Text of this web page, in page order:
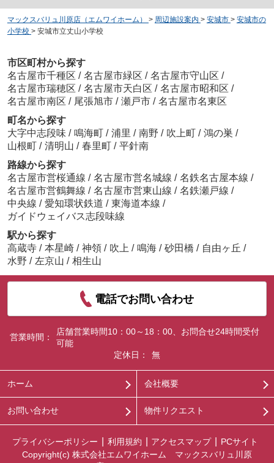
マックスバリュ川原店（エムワイホーム） > 周辺施設案内 > 安城市 > 安城市の
小学校 > 安城市立丈山小学校
市区町村から探す
名古屋市千種区 / 名古屋市緑区 / 名古屋市守山区 /
名古屋市瑞穂区 / 名古屋市天白区 / 名古屋市昭和区 /
名古屋市南区 / 尾張旭市 / 瀬戸市 / 名古屋市名東区
町名から探す
大字中志段味 / 鳴海町 / 浦里 / 南野 / 吹上町 / 鴻の巣 /
山根町 / 清明山 / 春里町 / 平針南
路線から探す
名古屋市営桜通線 / 名古屋市営名城線 / 名鉄名古屋本線 /
名古屋市営鶴舞線 / 名古屋市営東山線 / 名鉄瀬戸線 /
中央線 / 愛知環状鉄道 / 東海道本線 /
ガイドウェイバス志段味線
駅から探す
高蔵寺 / 本星崎 / 神領 / 吹上 / 鳴海 / 砂田橋 / 自由ヶ丘 /
水野 / 左京山 / 相生山
電話でお問い合わせ
営業時間：
店舗営業時間10：00～18：00、お問合せ24時間受付
可能
定休日：
無
ホーム 会社概要
お問い合わせ 物件リクエスト
プライバシーポリシー 利用規約 アクセスマップ
PCサイト
Copyright(c) 株式会社エムワイホーム マックスバリュ川原